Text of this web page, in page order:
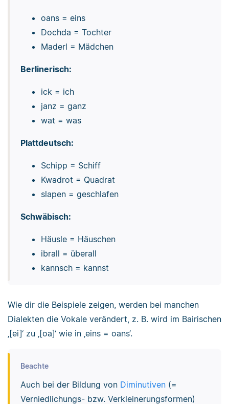
oans = eins
Dochda = Tochter
Maderl = Mädchen
Berlinerisch:
ick = ich
janz = ganz
wat = was
Plattdeutsch:
Schipp = Schiff
Kwadrot = Quadrat
slapen = geschlafen
Schwäbisch:
Häusle = Häuschen
ibrall = überall
kannsch = kannst
Wie dir die Beispiele zeigen, werden bei manchen
Dialekten die Vokale verändert, z. B. wird im Bairischen
‚[ei]‘ zu ‚[oa]‘ wie in ‚eins = oans‘.
Beachte
Auch bei der Bildung von Diminutiven(=
Verniedlichungs- bzw. Verkleinerungsformen)